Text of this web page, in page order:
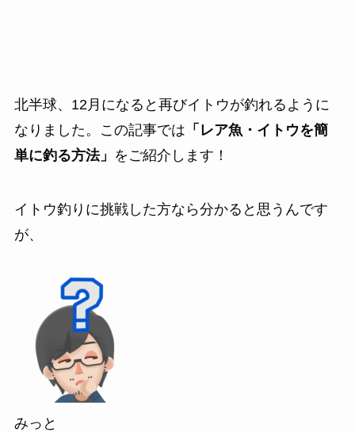
北半球、12月になると再びイトウが釣れるように
なりました。この記事では 「レア魚・イトウを簡
単に釣る方法」 をご紹介します！
イトウ釣りに挑戦した方なら分かると思うんです
が、
みっと